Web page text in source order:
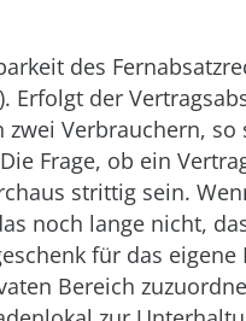
des
Erfolgt der
Verbrauchern, so
Frage, ob ein
strittig sein.
noch lange nicht,
für das eigene
Bereich